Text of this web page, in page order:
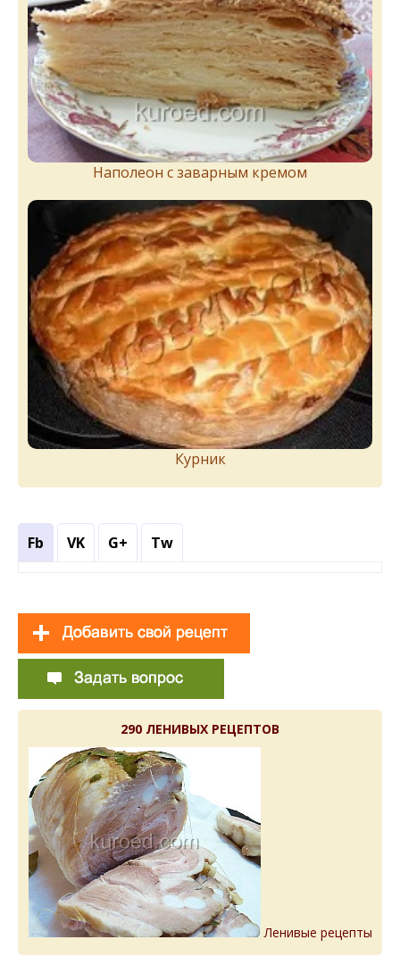
Наполеон с заварным кремом
Курник
Fb VK G+ Tw
290 ЛЕНИВЫХ РЕЦЕПТОВ
Ленивые рецепты